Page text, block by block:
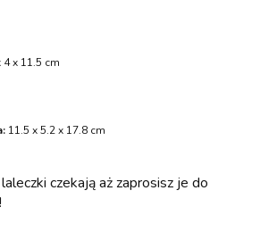
4 x 11.5 cm
11.5 x 5.2 x 17.8 cm
czekają aż zaprosisz je do